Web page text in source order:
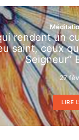
rendent un
saint, ceux
Seigneur”
27
LIRE